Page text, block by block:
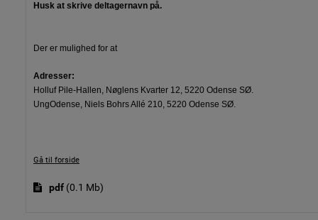
Husk at skrive deltagernavn på.
Der er mulighed for at
Adresser:
Holluf Pile-Hallen, Nøglens Kvarter 12, 5220 Odense SØ.
UngOdense, Niels Bohrs Allé 210, 5220 Odense SØ.
Gå til forside
pdf (0.1 Mb)